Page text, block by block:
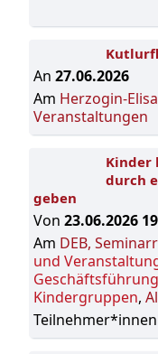
An 27.06.2026
Am Herzogin-
Veranstaltungen
Kinder
durch
geben
Von 23.06.2026
Am DEB,
und
Kindergruppen,